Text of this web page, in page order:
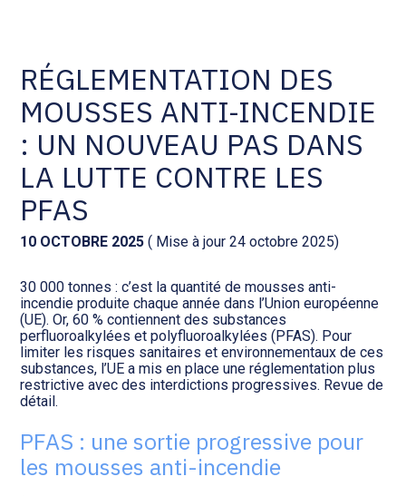
Social et ressources humaines
Assistance juridique
Pilotage d’entreprise
Gestion de patrimoine
Procédures collectives
Transition numérique
Tenue de votre comptabilité :
ACD
Facturation et pilotage :
EVOLIZ
Facturation et pilotage : MEG
Analyse et tableau de bord :
WAIBI
Gérer vos ressources
humaines : SILAE
RÉGLEMENTATION DES
MOUSSES ANTI-INCENDIE
: UN NOUVEAU PAS DANS
LA LUTTE CONTRE LES
PFAS
10 OCTOBRE 2025 ( Mise à jour 24 octobre 2025)
30 000 tonnes : c’est la quantité de mousses anti-
incendie produite chaque année dans l’Union européenne
(UE). Or, 60 % contiennent des substances
perfluoroalkylées et polyfluoroalkylées (PFAS). Pour
limiter les risques sanitaires et environnementaux de ces
substances, l’UE a mis en place une réglementation plus
restrictive avec des interdictions progressives. Revue de
détail.
PFAS : une sortie progressive pour
les mousses anti-incendie